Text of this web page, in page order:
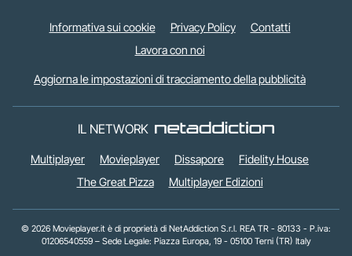
Informativa sui cookie Privacy Policy
Contatti
Lavora con noi
Aggiorna le impostazioni di tracciamento della pubblicità
IL NETWORK
Multiplayer Movieplayer Dissapore
Fidelity House
The Great Pizza
Multiplayer Edizioni
© 2026 Movieplayer.it è di proprietà di NetAddiction S.r.l. REA TR - 80133 - P.iva:
01206540559 – Sede Legale: Piazza Europa, 19 - 05100 Terni (TR) Italy